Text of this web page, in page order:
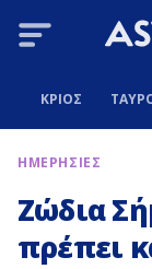
ΚΡΙΟΣ
ΗΜΕΡΗΣΙΕΣ
Ζώδια
πρέπει